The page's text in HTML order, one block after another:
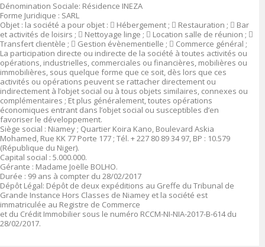
Dénomination Sociale: Résidence INEZA
Forme Juridique : SARL
Objet : la société a pour objet :  Hébergement ;  Restauration ;  Bar
et activités de loisirs ;  Nettoyage linge ;  Location salle de réunion ; 
Transfert clientèle ;  Gestion évènementielle ;  Commerce général ;
La participation directe ou indirecte de la société à toutes activités ou
opérations, industrielles, commerciales ou financières, mobilières ou
immobilières, sous quelque forme que ce soit, dès lors que ces
activités ou opérations peuvent se rattacher directement ou
indirectement à l’objet social ou à tous objets similaires, connexes ou
complémentaires ; Et plus généralement, toutes opérations
économiques entrant dans l’objet social ou susceptibles d’en
favoriser le développement.
Siège social : Niamey ; Quartier Koira Kano, Boulevard Askia
Mohamed, Rue KK 77 Porte 177 ; Tél. + 227 80 89 34 97, BP : 10.579
(République du Niger).
Capital social : 5.000.000.
Gérante : Madame Joëlle BOLHO.
Durée : 99 ans à compter du 28/02/2017
Dépôt Légal: Dépôt de deux expéditions au Greffe du Tribunal de
Grande Instance Hors Classes de Niamey et la société est
immatriculée au Registre de Commerce
et du Crédit Immobilier sous le numéro RCCM-NI-NIA-2017-B-614 du
28/02/2017.